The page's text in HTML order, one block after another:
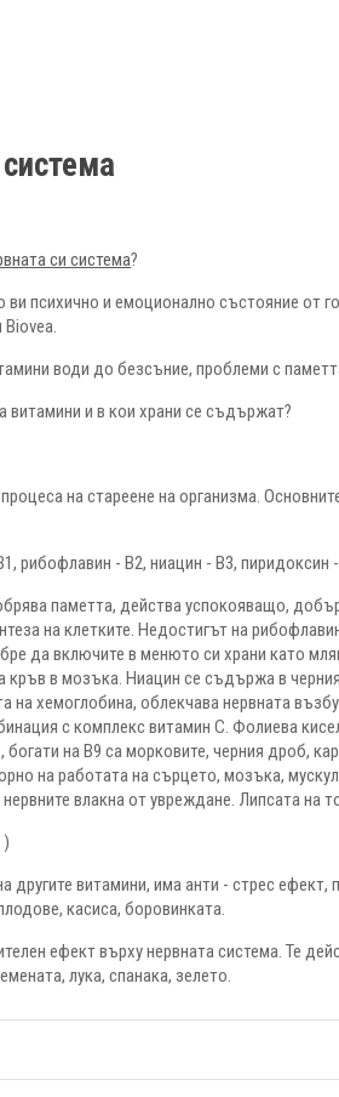
си система?
психично и емоционално състояние от
Biovea.
води до безсъние, проблеми с
витамини и в кои храни се съдържат?
на стареене на организма.
рибофлавин - В2, ниацин - В3, пиридоксин
паметта, действа успокояващо,
на клетките. Недостигът на
да включите в менюто си храни като
кръв в мозъка. Ниацин се съдържа в
на хемоглобина, облекчава нервната
с комплекс витамин С. Фолиева
богати на В9 са морковите, черния дроб,
на работата на сърцето, мозъка,
влакна от увреждане. Липсата на
)
другите витамини, има анти - стрес
касиса, боровинката.
ефект върху нервната система. Те
лука, спанака, зелето.